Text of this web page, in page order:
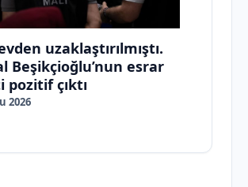
uzaklaştırılmıştı.
Beşikçioğlu’nun esrar
pozitif çıktı
2026